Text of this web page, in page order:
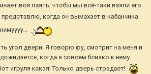
воя лаять, чтобы мы всё-таки взяли его
представлю, когда он вымахает в кабанчика
угол двери. Я говорю фу, смотрит на меня и
когда я совсем близко к нему
игруля какая! Только дверь страдает!